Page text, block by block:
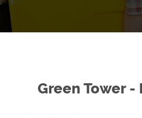
Green Tower -